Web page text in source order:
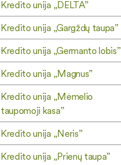
Kredito unija „DELTA”
Kredito unija „Gargždų taupa”
Kredito unija „Germanto lobis”
Kredito unija „Magnus”
Kredito unija „Mėmelio
taupomoji kasa”
Kredito unija „Neris”
Kredito unija „Prienų taupa”